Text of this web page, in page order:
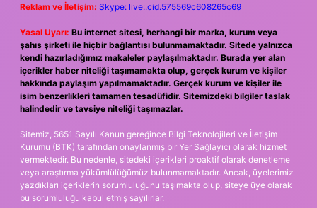
Reklam ve İletişim: Skype: live:.cid.575569c608265c69
Yasal Uyarı: Bu internet sitesi, herhangi bir marka, kurum veya
şahıs şirketi ile hiçbir bağlantısı bulunmamaktadır. Sitede yalnızca
kendi hazırladığımız makaleler paylaşılmaktadır. Burada yer alan
içerikler haber niteliği taşımamakta olup, gerçek kurum ve kişiler
hakkında paylaşım yapılmamaktadır. Gerçek kurum ve kişiler ile
isim benzerlikleri tamamen tesadüfidir. Sitemizdeki bilgiler taslak
halindedir ve tavsiye niteliği taşımazlar.
Sitemiz, 5651 Sayılı Kanun gereğince Bilgi Teknolojileri ve İletişim
Kurumu (BTK) tarafından onaylanmış bir Yer Sağlayıcı olarak hizmet
vermektedir. Bu nedenle, sitedeki içerikleri proaktif olarak denetleme
veya araştırma yükümlülüğümüz bulunmamaktadır. Ancak, üyelerimiz
yazdıkları içeriklerin sorumluluğunu taşımakta olup, siteye üye olarak
bu sorumluluğu kabul etmiş sayılırlar.